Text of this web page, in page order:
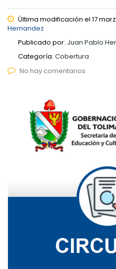
Última modificación el 17
Hernandez
Publicado por: Juan Pablo
Categoría: Cobertura
No hay comentarios